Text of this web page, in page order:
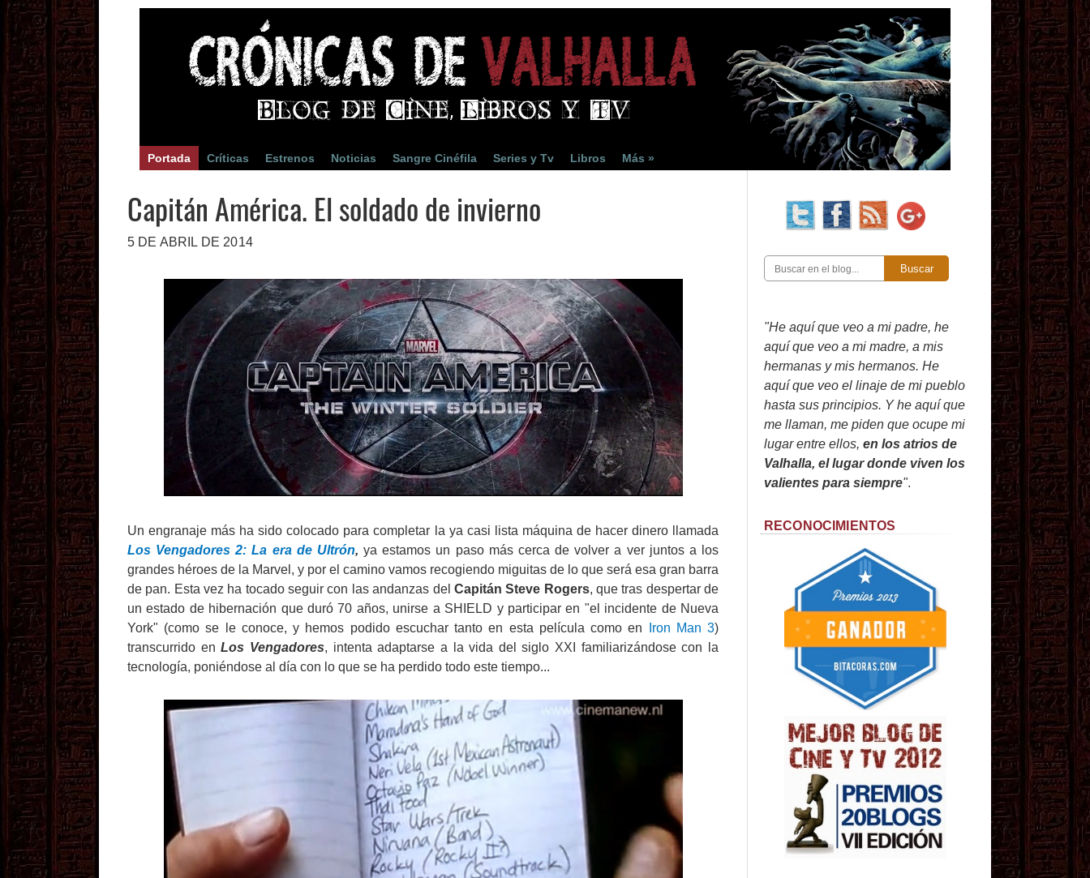
Portada Críticas Estrenos Noticias Sangre Cinéfila Series y Tv Libros Más »
Capitán América. El soldado de invierno
5 DE ABRIL DE 2014
Un engranaje más ha sido colocado para completar la ya casi lista máquina de hacer dinero llamada
Los Vengadores 2: La era de Ultrón,ya estamos un paso más cerca de volver a ver juntos a los
grandes héroes de la Marvel, y por el camino vamos recogiendo miguitas de lo que será esa gran barra
de pan. Esta vez ha tocado seguir con las andanzas del Capitán Steve Rogers, que tras despertar de
un estado de hibernación que duró 70 años, unirse a SHIELD y participar en "el incidente de Nueva
York" (como se le conoce, y hemos podido escuchar tanto en esta película como en
Iron Man 3)
transcurrido enLos Vengadores, intenta adaptarse a la vida del siglo XXI familiarizándose con la
tecnología, poniéndose al día con lo que se ha perdido todo este tiempo...
Buscar
"He aquí que veo a mi padre, he
aquí que veo a mi madre, a mis
hermanas y mis hermanos. He
aquí que veo el linaje de mi pueblo
hasta sus principios. Y he aquí que
me llaman, me piden que ocupe mi
lugar entre ellos, en los atrios de
Valhalla, el lugar donde viven los
valientes para siempre".
RECONOCIMIENTOS